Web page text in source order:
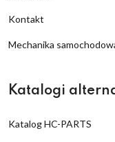
Kontakt
Mechanika
Katalogi
Katalog HC-PARTS